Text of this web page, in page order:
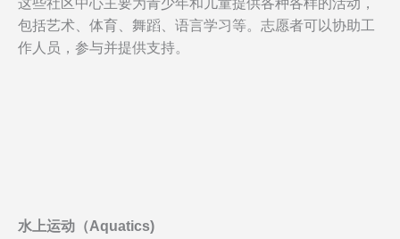
这些社区中心主要为青少年和儿童提供各种各样的活动，
包括艺术、体育、舞蹈、语言学习等。志愿者可以协助工
作人员，参与并提供支持。
水上运动（Aquatics)